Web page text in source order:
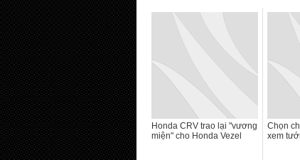
Honda CRV trao lại "vương
miện" cho Honda Vezel
Chọn
xem